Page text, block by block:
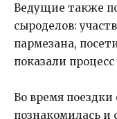
Ведущие также
сыроделов:
пармезана,
показали
Во время поездки
познакомилась